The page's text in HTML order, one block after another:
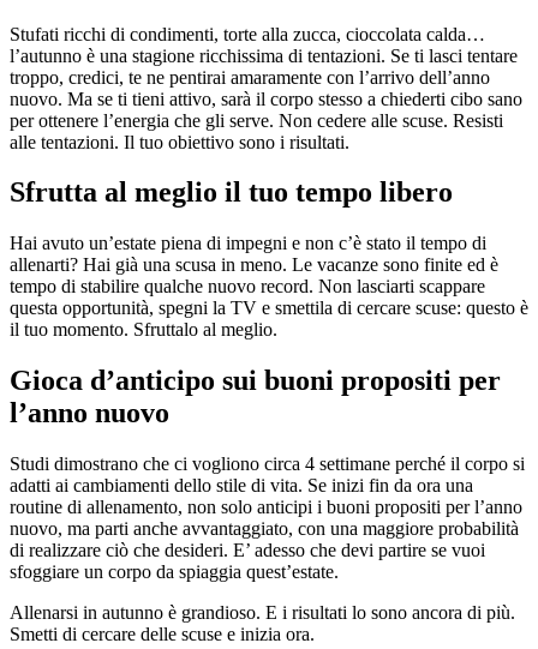
Stufati ricchi di condimenti, torte alla zucca, cioccolata calda…
l’autunno è una stagione ricchissima di tentazioni. Se ti lasci tentare
troppo, credici, te ne pentirai amaramente con l’arrivo dell’anno
nuovo. Ma se ti tieni attivo, sarà il corpo stesso a chiederti cibo sano
per ottenere l’energia che gli serve. Non cedere alle scuse. Resisti
alle tentazioni. Il tuo obiettivo sono i risultati.
Sfrutta al meglio il tuo tempo libero
Hai avuto un’estate piena di impegni e non c’è stato il tempo di
allenarti? Hai già una scusa in meno. Le vacanze sono finite ed è
tempo di stabilire qualche nuovo record. Non lasciarti scappare
questa opportunità, spegni la TV e smettila di cercare scuse: questo è
il tuo momento. Sfruttalo al meglio.
Gioca d’anticipo sui buoni propositi per
l’anno nuovo
Studi dimostrano che ci vogliono circa 4 settimane perché il corpo si
adatti ai cambiamenti dello stile di vita. Se inizi fin da ora una
routine di allenamento, non solo anticipi i buoni propositi per l’anno
nuovo, ma parti anche avvantaggiato, con una maggiore probabilità
di realizzare ciò che desideri. E’ adesso che devi partire se vuoi
sfoggiare un corpo da spiaggia quest’estate.
Allenarsi in autunno è grandioso. E i risultati lo sono ancora di più.
Smetti di cercare delle scuse e inizia ora.